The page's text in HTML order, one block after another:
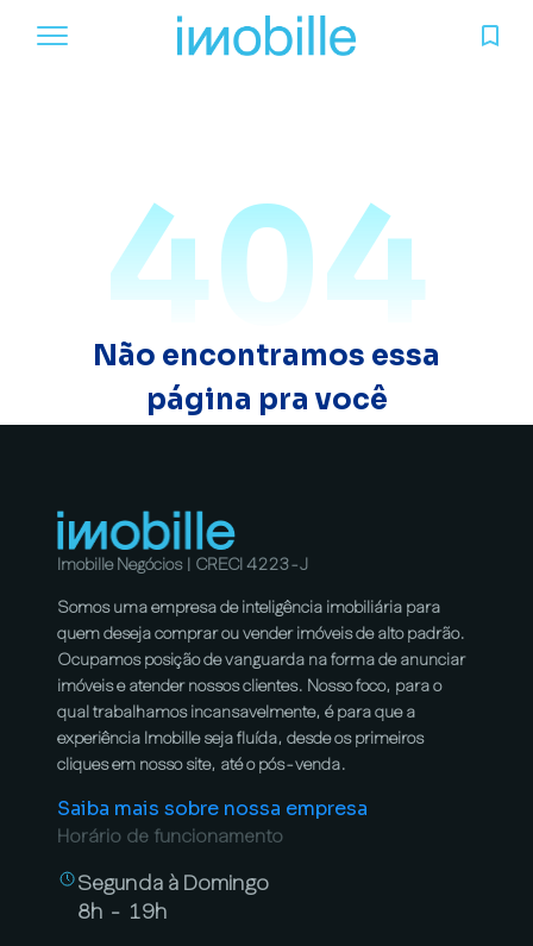
404
Não encontramos essa
página pra você
Imobille Negócios | CRECI 4223-J
Somos uma empresa de inteligência imobiliária para
quem deseja comprar ou vender imóveis de alto padrão.
Ocupamos posição de vanguarda na forma de anunciar
imóveis e atender nossos clientes. Nosso foco, para o
qual trabalhamos incansavelmente, é para que a
experiência Imobille seja fluída, desde os primeiros
cliques em nosso site, até o pós-venda.
Saiba mais sobre nossa empresa
Horário de funcionamento
Segunda à Domingo
8h - 19h